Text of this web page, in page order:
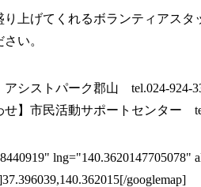
上げてくれるボランティアスタ
い。
アシストパーク郡山 tel.024-924-
せ】市民活動サポートセンター
googlemap]